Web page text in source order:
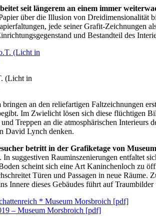
seit längerem an einem immer
über die Illusion von Dreidimensionalität
jede seiner Grafit-Zeichnungen
und Bestandteil des
(Licht in
bringen an den reliefartigen Faltzeichnungen
Im Zwielicht lösen sich diese flüchtigen
Treppen an die atmosphärischen Interieurs
David Lynch denken.
betritt in der Grafiketage von
In suggestiven Rauminszenierungen entfaltet
scheint sich eine Art Kaninchenloch zu
Türen und Passagen in neue
Innere dieses Gebäudes führt auf
* Museum Morsbroich [pdf]
– Museum Morsbroich [pdf]